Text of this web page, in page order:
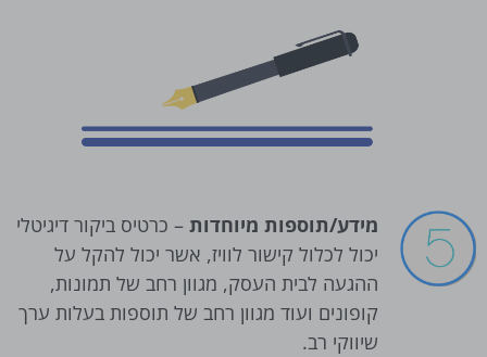
מידע/תוספות מיוחדות– כרטיס ביקור דיגיטלי
יכול לכלול קישור לוויז, אשר יכול להקל על
ההגעה לבית העסק, מגוון רחב של תמונות,
קופונים ועוד מגוון רחב של תוספות בעלות ערך
שיווקי רב.